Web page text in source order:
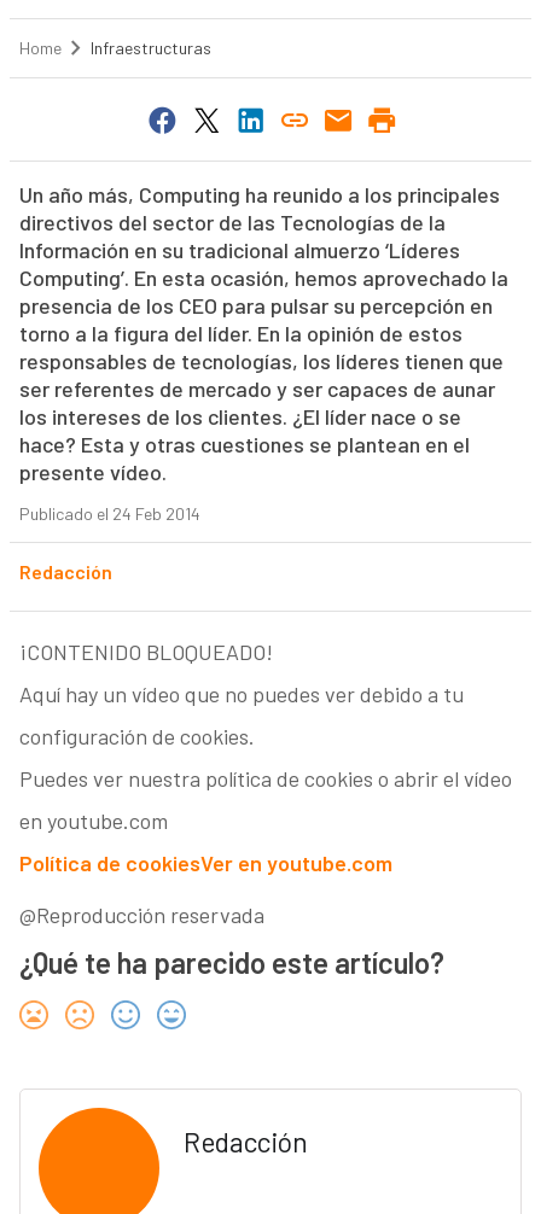
Home Infraestructuras
Un año más, Computing ha reunido a los principales
directivos del sector de las Tecnologías de la
Información en su tradicional almuerzo ‘Líderes
Computing’. En esta ocasión, hemos aprovechado la
presencia de los CEO para pulsar su percepción en
torno a la figura del líder. En la opinión de estos
responsables de tecnologías, los líderes tienen que
ser referentes de mercado y ser capaces de aunar
los intereses de los clientes. ¿El líder nace o se
hace? Esta y otras cuestiones se plantean en el
presente vídeo.
Publicado el 24 Feb 2014
Redacción
¡CONTENIDO BLOQUEADO!
Aquí hay un vídeo que no puedes ver debido a tu
configuración de cookies.
Puedes ver nuestra política de cookies o abrir el vídeo
en youtube.com
Política de cookiesVer en youtube.com
@Reproducción reservada
¿Qué te ha parecido este artículo?
Redacción